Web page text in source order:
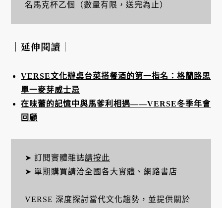
名馬克杯乙個（數量有限，送完為止）
｜延伸閱讀｜
VERSE文化辦桌台菜搭餐酒的第一指名：格蘭路思
單一麥芽威士忌
在味蕾的記憶中與馬爹利相遇——VERSE冬季年會
回顧
➤ 訂閱實體雜誌請按此
➤ 單期購買請洽全國各大實體、網路書店
VERSE 深度探討當代文化趨勢，並提供關於